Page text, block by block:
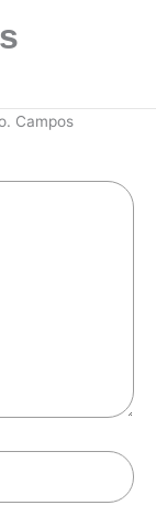
Campos